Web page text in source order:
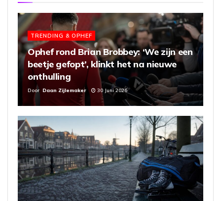
TRENDING & OPHEF
Ophef rond Brian Brobbey: ‘We zijn een
beetje gefopt’, klinkt het na nieuwe
onthulling
Door Daan Zijlemaker 30 Juni 2026